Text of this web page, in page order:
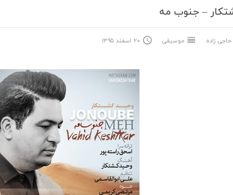
– جنوب مه
زاده موسیقی ۲۰ اسفند ۱۳۹۵